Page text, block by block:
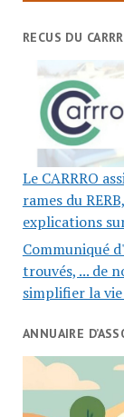
RECUS DU
Le CARRRO
rames du
explications
Communiqué
trouvés, ... de
simplifier la
ANNUAIRE